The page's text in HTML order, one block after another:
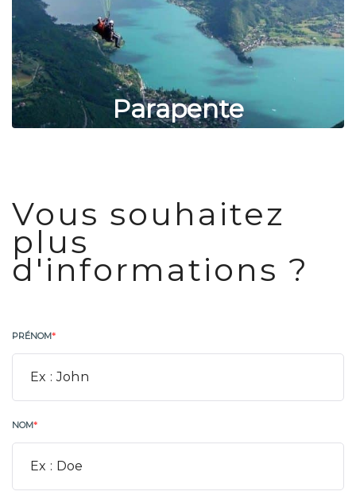
Parapente
Vous souhaitez
plus
d'informations ?
PRÉNOM*
NOM*